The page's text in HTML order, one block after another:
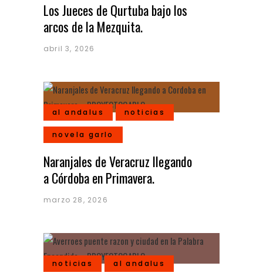
Los Jueces de Qurtuba bajo los
arcos de la Mezquita.
abril 3, 2026
al andalus noticias
novela garlo
Naranjales de Veracruz llegando
a Córdoba en Primavera.
marzo 28, 2026
noticias al andalus